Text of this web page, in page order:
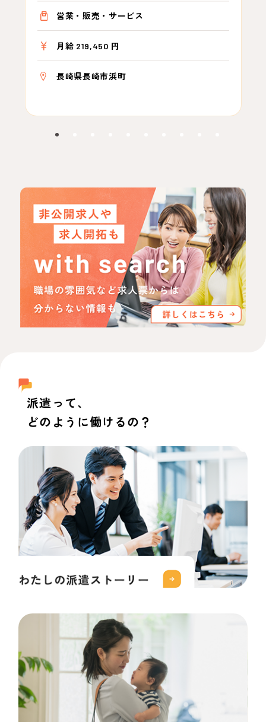
営業・販売・サービス
月給 219,450 円
長崎県長崎市浜町
派遣って、
どのように働けるの？